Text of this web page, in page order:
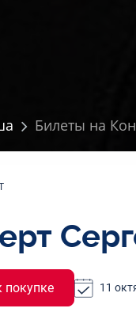
Билеты на
покупке 11